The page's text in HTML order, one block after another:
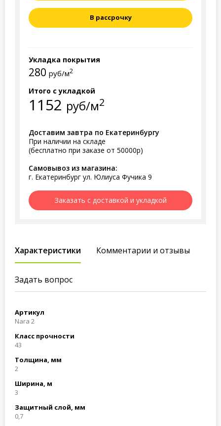
В рассрочку
Укладка покрытия
280 руб/м2
Итого с укладкой
1152 руб/м2
Доставим завтра по Екатеринбургу
При наличии на складе
(бесплатно при заказе от 50000р)
Самовывоз из магазина:
г. Екатеринбург ул. Юлиуса Фучика 9
Заказать с доставкой и укладкой
Характеристики Комментарии и отзывы
Задать вопрос
Артикул
Nara 2
Класс прочности
43
Толщина, мм
2
Ширина, м
3
Защитный слой, мм
0,7